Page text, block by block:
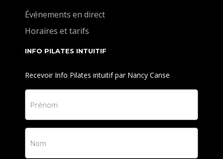
Événements en direct
Horaires et tarifs
INFO PILATES INTUITIF
Recevoir Info Pilates intuitif par Nancy Canse